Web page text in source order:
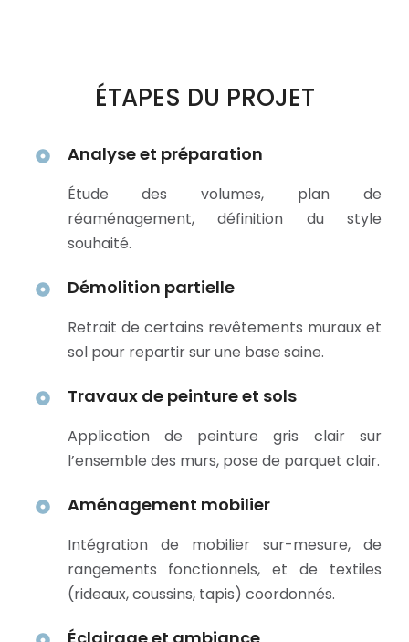
ÉTAPES DU PROJET
Analyse et préparation
Étude des volumes, plan de
réaménagement, définition du style
souhaité.
Démolition partielle
Retrait de certains revêtements muraux et
sol pour repartir sur une base saine.
Travaux de peinture et sols
Application de peinture gris clair sur
l’ensemble des murs, pose de parquet clair.
Aménagement mobilier
Intégration de mobilier sur-mesure, de
rangements fonctionnels, et de textiles
(rideaux, coussins, tapis) coordonnés.